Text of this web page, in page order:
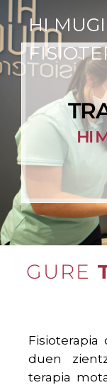
HI MUGI
HI
GURE
duen
terapia